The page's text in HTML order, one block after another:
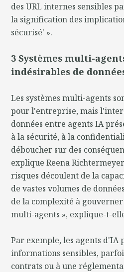
des URL internes sensibles
la signification des
sécurisé' ».
3 Systèmes multi-
indésirables de
Les systèmes multi-agents
pour l'entreprise, mais
données entre agents IA
à la sécurité, à la
déboucher sur des
explique Reena Richtermeyer
risques découlent de la
de vastes volumes de
de la complexité à
multi-agents », explique-t-
Par exemple, les agents d'IA
informations sensibles,
contrats ou à une